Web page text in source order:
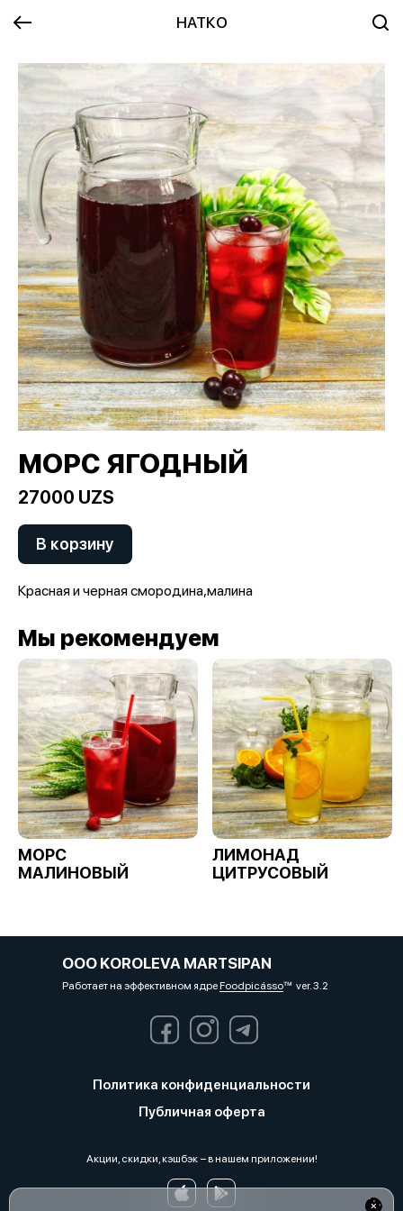
НАТКО
МОРС ЯГОДНЫЙ
27000 UZS
В корзину
Красная и черная смородина,малина
Мы рекомендуем
МОРС
МАЛИНОВЫЙ
ЛИМОНАД
ЦИТРУСОВЫЙ
OOO KOROLEVA MARTSIPAN
Работает на эффективном ядреFoodpicássover. 3.2
Политика конфиденциальности
Публичная оферта
Акции, скидки, кэшбэк − в нашем приложении!